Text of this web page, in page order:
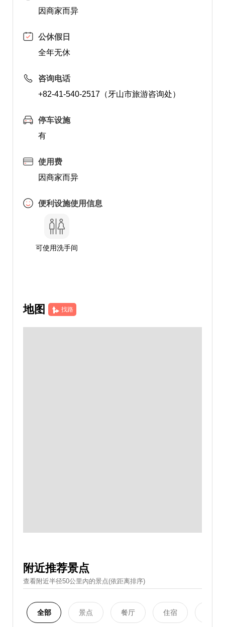
因商家而异
公休假日
全年无休
咨询电话
+82-41-540-2517（牙山市旅游咨询处）
停车设施
有
使用费
因商家而异
便利设施使用信息
可使用洗手间
地图 找路
附近推荐景点
查看附近半径50公里內的景点(依距离排序)
全部 景点 餐厅 住宿